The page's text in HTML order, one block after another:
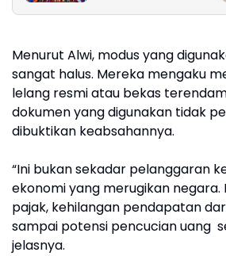
2026 di Sibolga dan
Menurut Alwi, modus yang
sangat halus. Mereka mengaku
lelang resmi atau bekas
dokumen yang digunakan tidak
dibuktikan keabsahannya.
“Ini bukan sekadar pelanggaran
ekonomi yang merugikan negara.
pajak, kehilangan pendapatan
sampai potensi pencucian uang
jelasnya.